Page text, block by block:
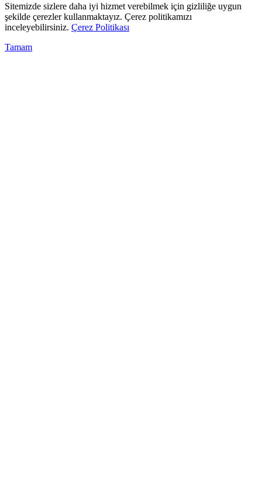
Sitemizde sizlere daha iyi hizmet verebilmek için gizliliğe uygun
şekilde çerezler kullanmaktayız. Çerez politikamızı
inceleyebilirsiniz. Çerez Politikası
Tamam